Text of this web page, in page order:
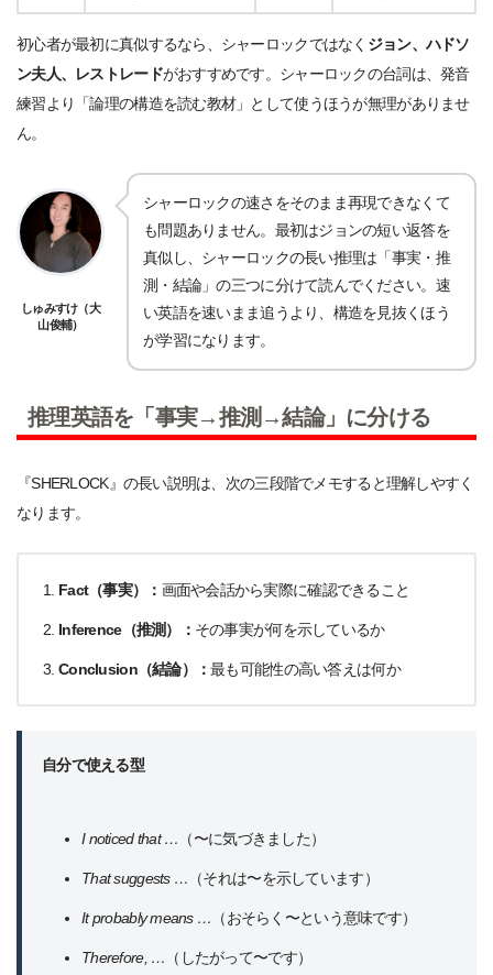
初心者が最初に真似するなら、シャーロックではなく ジョン、ハドソ
ン夫人、レストレードがおすすめです。シャーロックの台詞は、発音
練習より「論理の構造を読む教材」として使うほうが無理がありませ
ん。
しゅみすけ（大
山俊輔）
シャーロックの速さをそのまま再現できなくて
も問題ありません。最初はジョンの短い返答を
真似し、シャーロックの長い推理は「事実・推
測・結論」の三つに分けて読んでください。速
い英語を速いまま追うより、構造を見抜くほう
が学習になります。
推理英語を「事実→推測→結論」に分ける
『SHERLOCK』の長い説明は、次の三段階でメモすると理解しやすく
なります。
Fact（事実）： 画面や会話から実際に確認できること
Inference（推測）： その事実が何を示しているか
Conclusion（結論）：最も可能性の高い答えは何か
自分で使える型
I noticed that … （〜に気づきました）
That suggests … （それは〜を示しています）
It probably means … （おそらく〜という意味です）
Therefore, … （したがって〜です）